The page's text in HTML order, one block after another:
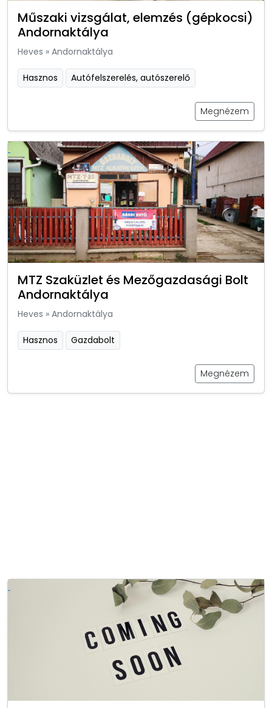
Műszaki vizsgálat, elemzés (gépkocsi)
Andornaktálya
Heves » Andornaktálya
Hasznos Autófelszerelés, autószerelő
Megnézem
MTZ Szaküzlet és Mezőgazdasági Bolt
Andornaktálya
Heves » Andornaktálya
Hasznos Gazdabolt
Megnézem